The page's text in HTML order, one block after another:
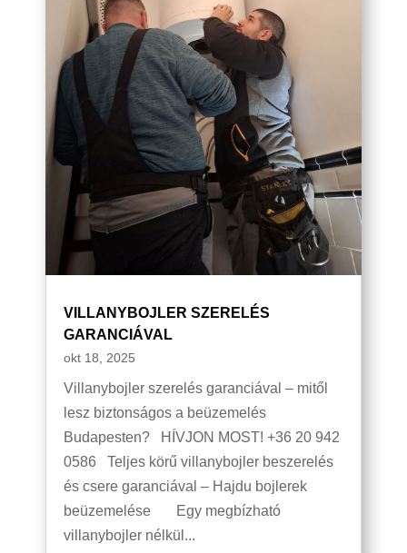
VILLANYBOJLER SZERELÉS
GARANCIÁVAL
okt 18, 2025
Villanybojler szerelés garanciával – mitől
lesz biztonságos a beüzemelés
Budapesten? HÍVJON MOST! +36 20 942
0586 Teljes körű villanybojler beszerelés
és csere garanciával – Hajdu bojlerek
beüzemelése Egy megbízható
villanybojler nélkül...